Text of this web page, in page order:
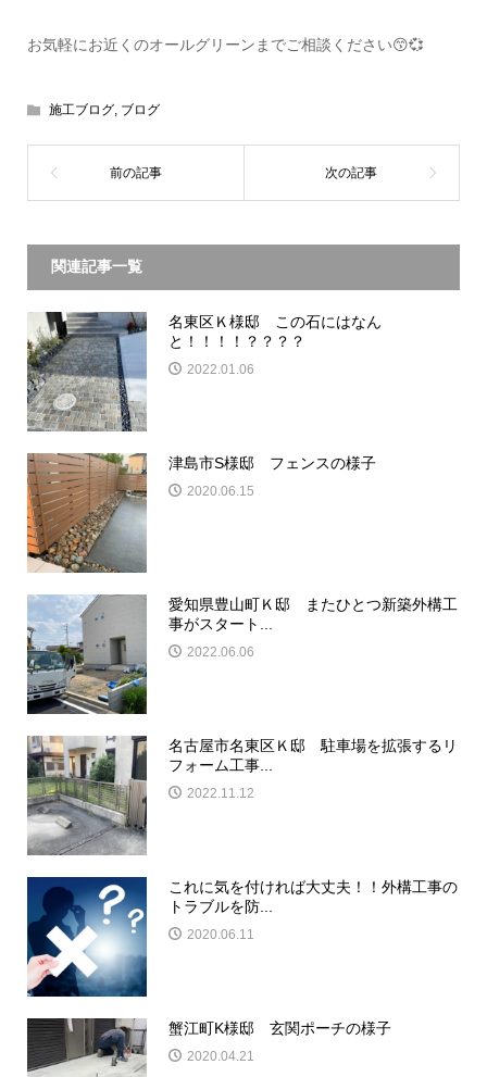
お気軽にお近くのオールグリーンまでご相談ください😙💞
施工ブログ, ブログ
関連記事一覧
名東区Ｋ様邸 この石にはなん
と！！！！？？？？
2022.01.06
津島市S様邸 フェンスの様子
2020.06.15
愛知県豊山町Ｋ邸 またひとつ新築外構工
事がスタート...
2022.06.06
名古屋市名東区Ｋ邸 駐車場を拡張するリ
フォーム工事...
2022.11.12
これに気を付ければ大丈夫！！外構工事の
トラブルを防...
2020.06.11
蟹江町K様邸 玄関ポーチの様子
2020.04.21